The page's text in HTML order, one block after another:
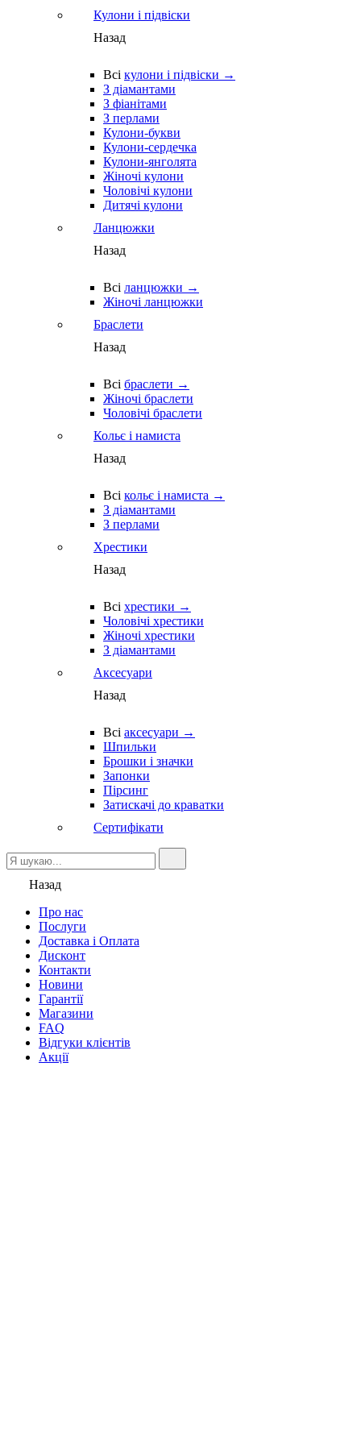
Кулони і підвіски
Назад
Всі кулони і підвіски →
З діамантами
З фіанітами
З перлами
Кулони-букви
Кулони-сердечка
Кулони-янголята
Жіночі кулони
Чоловічі кулони
Дитячі кулони
Ланцюжки
Назад
Всі ланцюжки →
Жіночі ланцюжки
Браслети
Назад
Всі браслети →
Жіночі браслети
Чоловічі браслети
Кольє і намиста
Назад
Всі кольє і намиста →
З діамантами
З перлами
Хрестики
Назад
Всі хрестики →
Чоловічі хрестики
Жіночі хрестики
З діамантами
Аксесуари
Назад
Всі аксесуари →
Шпильки
Брошки і значки
Запонки
Пірсинг
Затискачі до краватки
Сертифікати
Назад
Про нас
Послуги
Доставка і Оплата
Дисконт
Контакти
Новини
Гарантії
Магазини
FAQ
Відгуки клієнтів
Акції